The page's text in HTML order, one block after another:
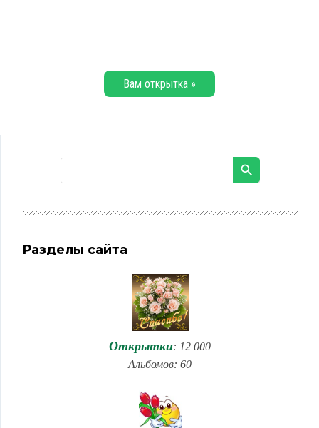
Вам открытка »
Разделы сайта
Открытки: 12 000
Альбомов: 60